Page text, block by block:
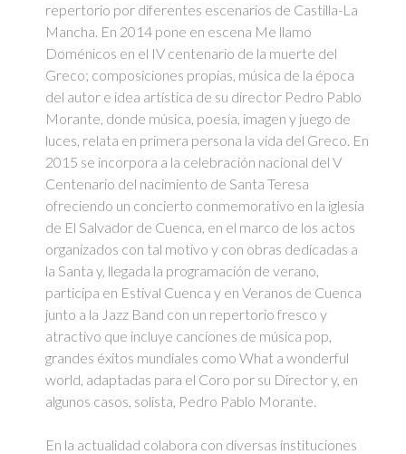
repertorio por diferentes escenarios de Castilla-La
Mancha. En 2014 pone en escena Me llamo
Doménicos en el IV centenario de la muerte del
Greco; composiciones propias, música de la época
del autor e idea artística de su director Pedro Pablo
Morante, donde música, poesía, imagen y juego de
luces, relata en primera persona la vida del Greco. En
2015 se incorpora a la celebración nacional del V
Centenario del nacimiento de Santa Teresa
ofreciendo un concierto conmemorativo en la iglesia
de El Salvador de Cuenca, en el marco de los actos
organizados con tal motivo y con obras dedicadas a
la Santa y, llegada la programación de verano,
participa en Estival Cuenca y en Veranos de Cuenca
junto a la Jazz Band con un repertorio fresco y
atractivo que incluye canciones de música pop,
grandes éxitos mundiales como What a wonderful
world, adaptadas para el Coro por su Director y, en
algunos casos, solista, Pedro Pablo Morante.
En la actualidad colabora con diversas instituciones